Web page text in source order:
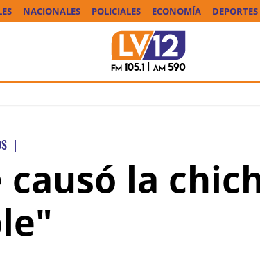
NACIONALES POLICIALES ECONOMÍA DEPORTES
|
causó la